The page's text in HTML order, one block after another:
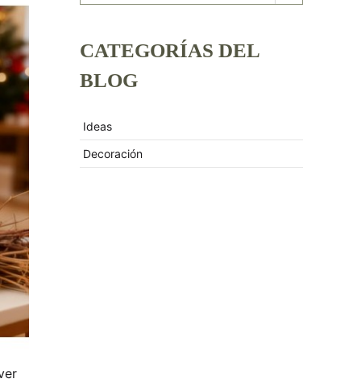
CATEGORÍAS DEL
BLOG
Ideas
Decoración